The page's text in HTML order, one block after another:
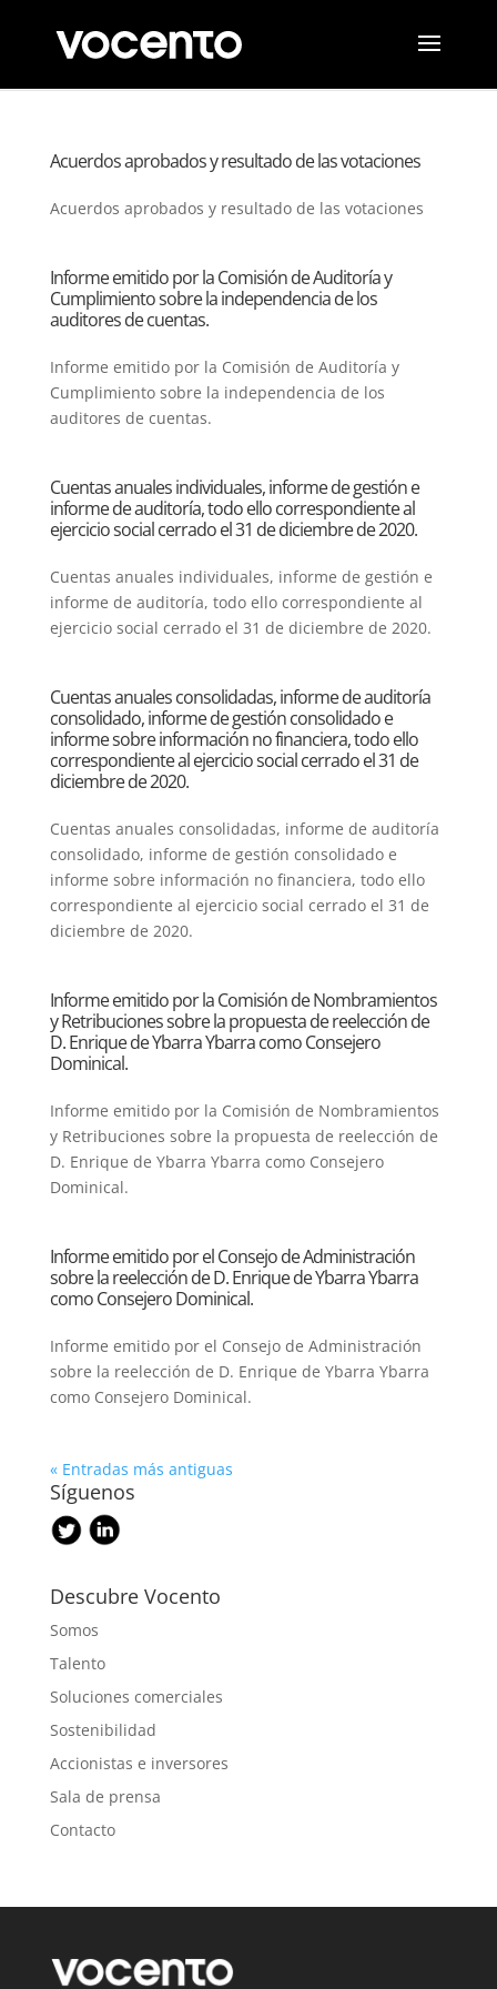
Acuerdos aprobados y resultado de las votaciones
Acuerdos aprobados y resultado de las votaciones
Informe emitido por la Comisión de Auditoría y
Cumplimiento sobre la independencia de los
auditores de cuentas.
Informe emitido por la Comisión de Auditoría y
Cumplimiento sobre la independencia de los
auditores de cuentas.
Cuentas anuales individuales, informe de gestión e
informe de auditoría, todo ello correspondiente al
ejercicio social cerrado el 31 de diciembre de 2020.
Cuentas anuales individuales, informe de gestión e
informe de auditoría, todo ello correspondiente al
ejercicio social cerrado el 31 de diciembre de 2020.
Cuentas anuales consolidadas, informe de auditoría
consolidado, informe de gestión consolidado e
informe sobre información no financiera, todo ello
correspondiente al ejercicio social cerrado el 31 de
diciembre de 2020.
Cuentas anuales consolidadas, informe de auditoría
consolidado, informe de gestión consolidado e
informe sobre información no financiera, todo ello
correspondiente al ejercicio social cerrado el 31 de
diciembre de 2020.
Informe emitido por la Comisión de Nombramientos
y Retribuciones sobre la propuesta de reelección de
D. Enrique de Ybarra Ybarra como Consejero
Dominical.
Informe emitido por la Comisión de Nombramientos
y Retribuciones sobre la propuesta de reelección de
D. Enrique de Ybarra Ybarra como Consejero
Dominical.
Informe emitido por el Consejo de Administración
sobre la reelección de D. Enrique de Ybarra Ybarra
como Consejero Dominical.
Informe emitido por el Consejo de Administración
sobre la reelección de D. Enrique de Ybarra Ybarra
como Consejero Dominical.
« Entradas más antiguas
Síguenos
Descubre Vocento
Somos
Talento
Soluciones comerciales
Sostenibilidad
Accionistas e inversores
Sala de prensa
Contacto